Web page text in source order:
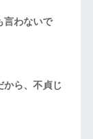
言わないで
から、不貞じ